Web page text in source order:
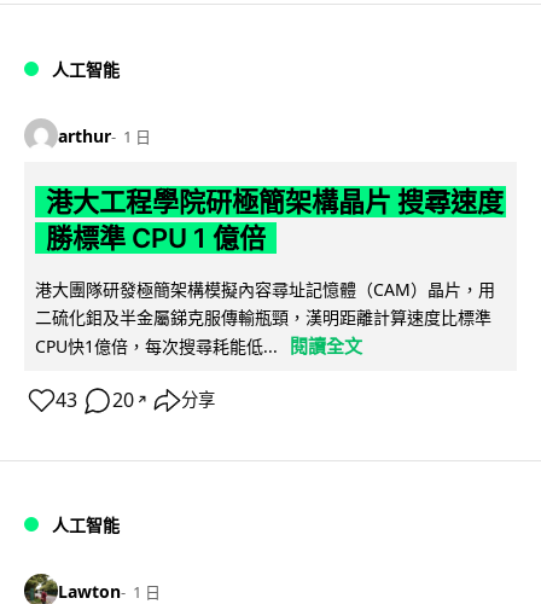
人工智能
arthur 1 日
港大工程學院研極簡架構晶片 搜尋速度
勝標準 CPU 1 億倍
港大團隊研發極簡架構模擬內容尋址記憶體（CAM）晶片，用
二硫化鉬及半金屬銻克服傳輸瓶頸，漢明距離計算速度比標準
CPU快1億倍，每次搜尋耗能低...
閱讀全文
43 20 ↗ 分享
人工智能
Lawton 1 日